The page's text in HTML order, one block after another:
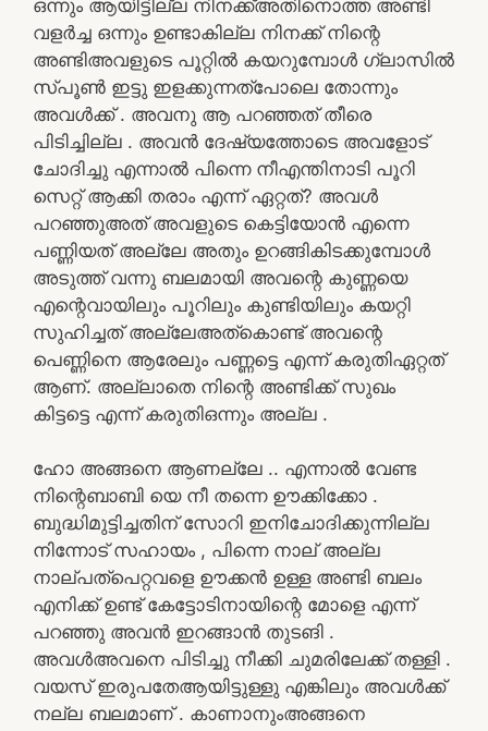
ഒന്നും ആയിട്ടില്ല നിനക്ക്അതിനൊത്ത അണ്ടി
വളർച്ച ഒന്നും ഉണ്ടാകില്ല നിനക്ക് നിന്റെ
അണ്ടിഅവളുടെ പൂറ്റിൽ കയറുമ്പോൾ ഗ്ലാസിൽ
സ്പൂൺ ഇട്ടു ഇളക്കുന്നത്പോലെ തോന്നും
അവൾക്ക് . അവനു ആ പറഞ്ഞത് തീരെ
പിടിച്ചില്ല . അവൻ ദേഷ്യത്തോടെ അവളോട്
ചോദിച്ചു എന്നാൽ പിന്നെ നീഎന്തിനാടി പൂറി
സെറ്റ് ആക്കി തരാം എന്ന് ഏറ്റത്? അവൾ
പറഞ്ഞുഅത് അവളുടെ കെട്ടിയോൻ എന്നെ
പണ്ണിയത് അല്ലേ അതും ഉറങ്ങികിടക്കുമ്പോൾ
അടുത്ത് വന്നു ബലമായി അവന്റെ കുണ്ണയെ
എന്റെവായിലും പൂറിലും കുണ്ടിയിലും കയറ്റി
സുഹിച്ചത് അല്ലേഅത്‌കൊണ്ട് അവന്റെ
പെണ്ണിനെ ആരേലും പണ്ണട്ടെ എന്ന് കരുതിഏറ്റത്
ആണ്. അല്ലാതെ നിന്റെ അണ്ടിക്ക് സുഖം
കിട്ടട്ടെ എന്ന് കരുതിഒന്നും അല്ല .
ഹോ അങ്ങനെ ആണല്ലേ .. എന്നാൽ വേണ്ട
നിന്റെബാബി യെ നീ തന്നെ ഊക്കിക്കോ .
ബുദ്ധിമുട്ടിച്ചതിന് സോറി ഇനിചോദിക്കുന്നില്ല
നിന്നോട് സഹായം , പിന്നെ നാല് അല്ല
നാല്പത്പെറ്റവളെ ഊക്കൻ ഉള്ള അണ്ടി ബലം
എനിക്ക് ഉണ്ട് കേട്ടോടിനായിന്റെ മോളെ എന്ന്
പറഞ്ഞു അവൻ ഇറങ്ങാൻ തുടങി .
അവൾഅവനെ പിടിച്ചു നീക്കി ചുമരിലേക്ക് തള്ളി .
വയസ് ഇരുപതേആയിട്ടുള്ളു എങ്കിലും അവൾക്ക്
നല്ല ബലമാണ് . കാണാനുംഅങ്ങനെ